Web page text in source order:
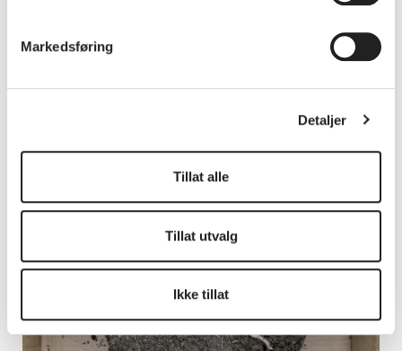
Markedsføring
Detaljer
Tillat alle
Tillat utvalg
Ikke tillat